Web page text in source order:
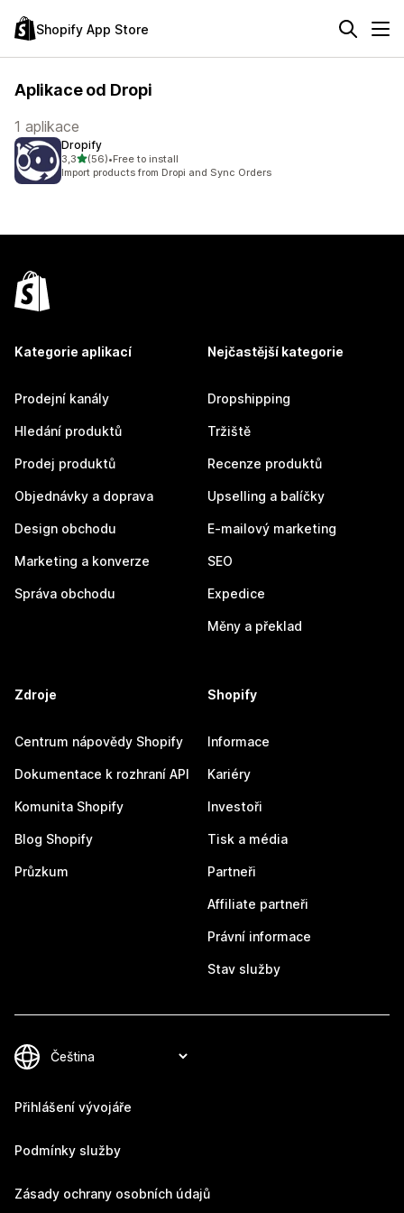
Shopify App Store
Aplikace od Dropi
1 aplikace
Dropify
3,3z 5 hvězd
(56)
Celkový počet recenzí: 56
•Free to install
Import products from Dropi and Sync Orders
Kategorie aplikací
Prodejní kanály
Hledání produktů
Prodej produktů
Objednávky a doprava
Design obchodu
Marketing a konverze
Správa obchodu
Nejčastější kategorie
Dropshipping
Tržiště
Recenze produktů
Upselling a balíčky
E-mailový marketing
SEO
Expedice
Měny a překlad
Zdroje
Centrum nápovědy Shopify
Dokumentace k rozhraní API
Komunita Shopify
Blog Shopify
Průzkum
Shopify
Informace
Kariéry
Investoři
Tisk a média
Partneři
Affiliate partneři
Právní informace
Stav služby
Přihlášení vývojáře
Podmínky služby
Zásady ochrany osobních údajů